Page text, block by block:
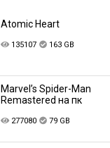
Atomic Heart
135107 163 GB
Marvel’s Spider-Man
Remastered на пк
277080 79 GB